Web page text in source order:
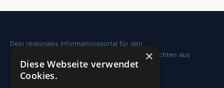
Dein regionales Informationsportal für den .
Sehenswürdigkeiten, Ausflugstipps und Geschichten aus
deiner Region.
×
Diese Webseite verwendet
Cookies.